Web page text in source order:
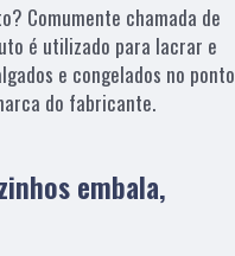
Comumente chamada de
é utilizado para lacrar e
e congelados no ponto
do fabricante.
embala,